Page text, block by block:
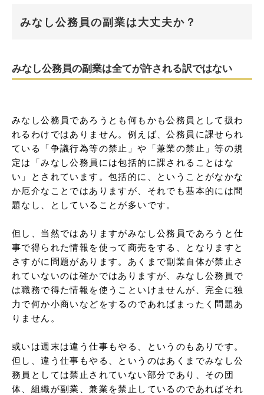
みなし公務員の副業は大丈夫か？
みなし公務員の副業は全てが許される訳ではない
みなし公務員であろうとも何もかも公務員として扱わ
れるわけではありません。例えば、公務員に課せられ
ている「争議行為等の禁止」や「兼業の禁止」等の規
定は「みなし公務員には包括的に課されることはな
い」とされています。包括的に、ということがなかな
か厄介なことではありますが、それでも基本的には問
題なし、としていることが多いです。
但し、当然ではありますがみなし公務員であろうと仕
事で得られた情報を使って商売をする、となりますと
さすがに問題があります。あくまで副業自体が禁止さ
れていないのは確かではありますが、みなし公務員で
は職務で得た情報を使うこといけませんが、完全に独
力で何か小商いなどをするのであればまったく問題あ
りません。
或いは週末は違う仕事もやる、というのもありです。
但し、違う仕事もやる、というのはあくまでみなし公
務員としては禁止されていない部分であり、その団
体、組織が副業、兼業を禁止しているのであればそれ